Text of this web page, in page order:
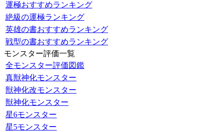
運極おすすめランキング
絶級の運極ランキング
英雄の書おすすめランキング
戦型の書おすすめランキング
モンスター評価一覧
全モンスター評価図鑑
真獣神化モンスター
獣神化改モンスター
獣神化モンスター
星6モンスター
星5モンスター